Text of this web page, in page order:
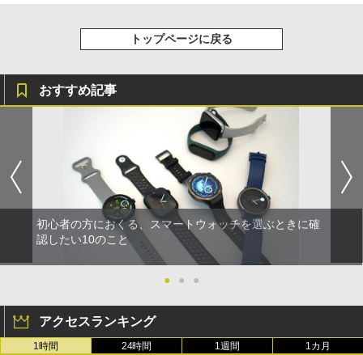
トップページに戻る
おすすめ記事
初心者の方におくる、スマートウォッチを選ぶときに確
認したい10のこと
● ● ●
アクセスランキング
1時間 24時間 1週間 1カ月